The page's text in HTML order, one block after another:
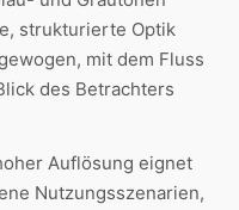
strukturierte Optik
mit dem Fluss
des Betrachters
Auflösung eignet
Nutzungsszenarien,